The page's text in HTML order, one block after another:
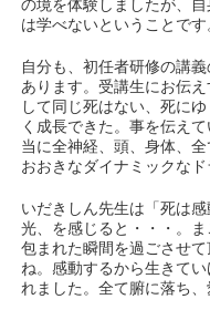
の境を体験しましたが、
は学べないということです
自分も、初任者研修の講
あります。受講生にお伝
して同じ死はない、死に
く成長できた。事を伝え
当に全神経、頭、身体、
おおきなダイナミックなド
いだきしん先生は「死は
光、を感じると・・・。
包まれた瞬間を過ごさせ
ね。感動するから生きて
れました。全て腑に落ち、